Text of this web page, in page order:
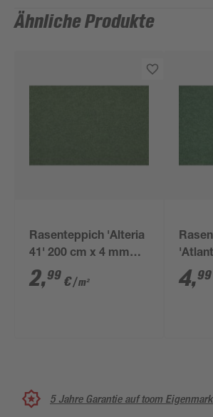
Ähnliche Produkte
Rasenteppich 'Alteria
41' 200 cm x 4 mm
grün Meterware
2,99 €/ m²
mm
4,99
5 Jahre Garantie auf toom